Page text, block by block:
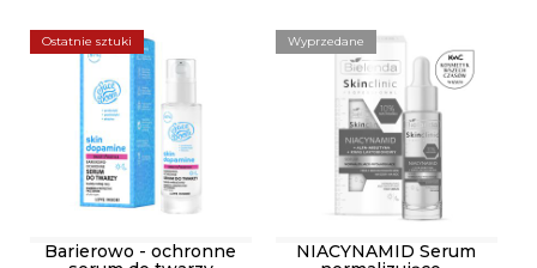
Ostatnie sztuki
Barierowo - ochronne
Wyprzedane
NIACYNAMID Serum